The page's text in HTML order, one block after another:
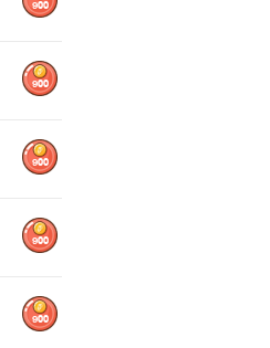
900
900
900
900
900